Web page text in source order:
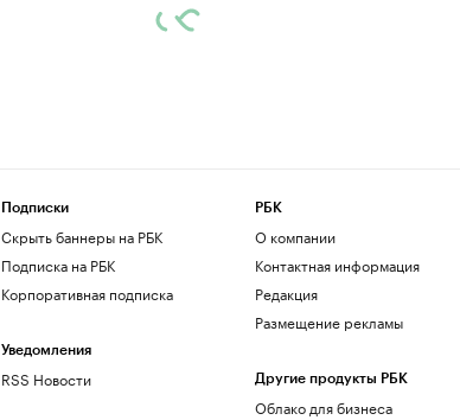
Подписки
Скрыть баннеры на РБК
Подписка на РБК
Корпоративная подписка
Уведомления
RSS Новости
РБК
О компании
Контактная информация
Редакция
Размещение рекламы
Другие продукты РБК
Облако для бизнеса